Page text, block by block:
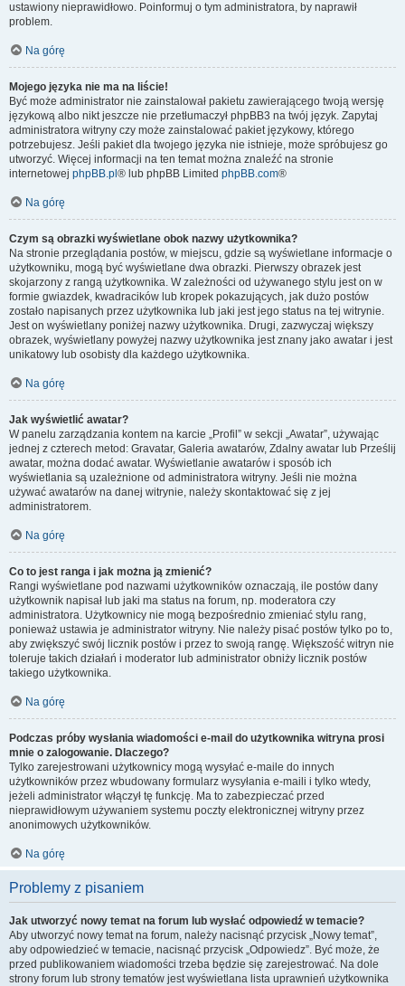
ustawiony nieprawidłowo. Poinformuj o tym administratora, by naprawił
problem.
Na górę
Mojego języka nie ma na liście!
Być może administrator nie zainstalował pakietu zawierającego twoją wersję
językową albo nikt jeszcze nie przetłumaczył phpBB3 na twój język. Zapytaj
administratora witryny czy może zainstalować pakiet językowy, którego
potrzebujesz. Jeśli pakiet dla twojego języka nie istnieje, może spróbujesz go
utworzyć. Więcej informacji na ten temat można znaleźć na stronie
internetowej phpBB.pl ® lub phpBB Limited phpBB.com®
Na górę
Czym są obrazki wyświetlane obok nazwy użytkownika?
Na stronie przeglądania postów, w miejscu, gdzie są wyświetlane informacje o
użytkowniku, mogą być wyświetlane dwa obrazki. Pierwszy obrazek jest
skojarzony z rangą użytkownika. W zależności od używanego stylu jest on w
formie gwiazdek, kwadracików lub kropek pokazujących, jak dużo postów
zostało napisanych przez użytkownika lub jaki jest jego status na tej witrynie.
Jest on wyświetlany poniżej nazwy użytkownika. Drugi, zazwyczaj większy
obrazek, wyświetlany powyżej nazwy użytkownika jest znany jako awatar i jest
unikatowy lub osobisty dla każdego użytkownika.
Na górę
Jak wyświetlić awatar?
W panelu zarządzania kontem na karcie „Profil” w sekcji „Awatar”, używając
jednej z czterech metod: Gravatar, Galeria awatarów, Zdalny awatar lub Prześlij
awatar, można dodać awatar. Wyświetlanie awatarów i sposób ich
wyświetlania są uzależnione od administratora witryny. Jeśli nie można
używać awatarów na danej witrynie, należy skontaktować się z jej
administratorem.
Na górę
Co to jest ranga i jak można ją zmienić?
Rangi wyświetlane pod nazwami użytkowników oznaczają, ile postów dany
użytkownik napisał lub jaki ma status na forum, np. moderatora czy
administratora. Użytkownicy nie mogą bezpośrednio zmieniać stylu rang,
ponieważ ustawia je administrator witryny. Nie należy pisać postów tylko po to,
aby zwiększyć swój licznik postów i przez to swoją rangę. Większość witryn nie
toleruje takich działań i moderator lub administrator obniży licznik postów
takiego użytkownika.
Na górę
Podczas próby wysłania wiadomości e-mail do użytkownika witryna prosi
mnie o zalogowanie. Dlaczego?
Tylko zarejestrowani użytkownicy mogą wysyłać e-maile do innych
użytkowników przez wbudowany formularz wysyłania e-maili i tylko wtedy,
jeżeli administrator włączył tę funkcję. Ma to zabezpieczać przed
nieprawidłowym używaniem systemu poczty elektronicznej witryny przez
anonimowych użytkowników.
Na górę
Problemy z pisaniem
Jak utworzyć nowy temat na forum lub wysłać odpowiedź w temacie?
Aby utworzyć nowy temat na forum, należy nacisnąć przycisk „Nowy temat”,
aby odpowiedzieć w temacie, nacisnąć przycisk „Odpowiedz”. Być może, że
przed publikowaniem wiadomości trzeba będzie się zarejestrować. Na dole
strony forum lub strony tematów jest wyświetlana lista uprawnień użytkownika